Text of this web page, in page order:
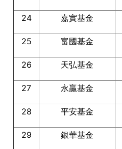
24 嘉實基金
25 富國基金
26 天弘基金
27 永贏基金
28 平安基金
29 銀華基金